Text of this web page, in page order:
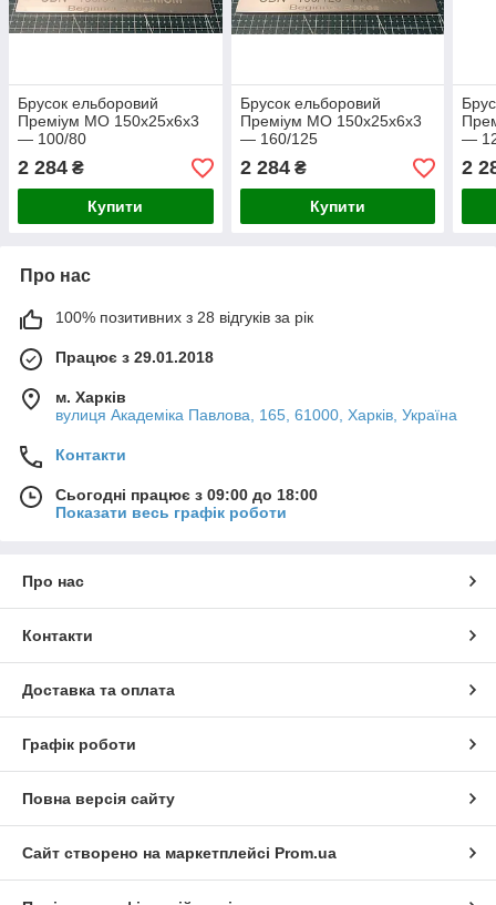
Брусок ельборовий
Преміум МО 150х25х6х3
— 100/80
2 284 ₴
Купити
Брусок ельборовий
Преміум МО 150х25х6х3
— 160/125
2 284₴
Купити
—
2
Про нас
100% позитивних з 28 відгуків за рік
Працює з 29.01.2018
м. Харків
вулиця Академіка Павлова, 165, 61000, Харків, Україна
Контакти
Сьогодні працює з 09:00 до 18:00
Показати весь графік роботи
Про нас
Контакти
Доставка та оплата
Графік роботи
Повна версія сайту
Сайт створено на маркетплейсі Prom.ua